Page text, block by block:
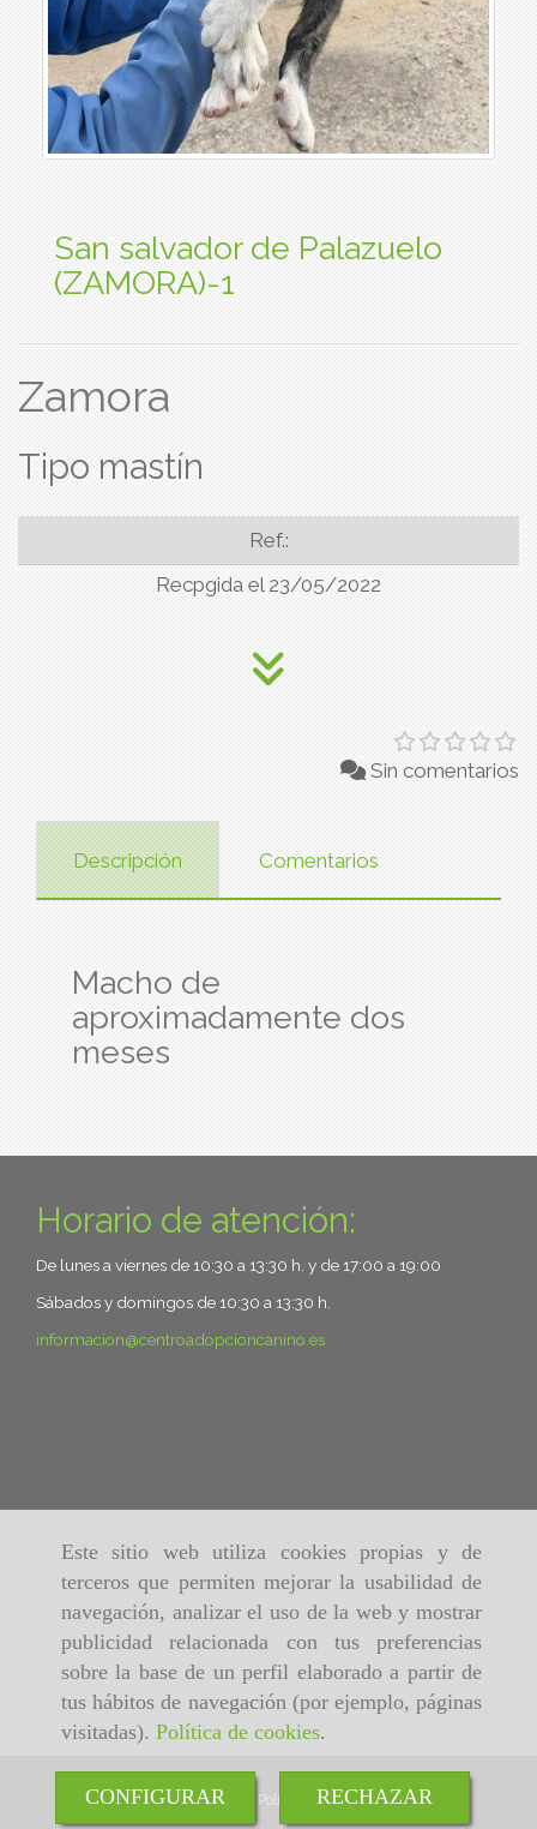
Este sitio web utiliza cookies propias y de
terceros que permiten mejorar la usabilidad de
navegación, analizar el uso de la web y mostrar
publicidad relacionada con tus preferencias
sobre la base de un perfil elaborado a partir de
tus hábitos de navegación (por ejemplo, páginas
visitadas). Política de cookies.
CONFIGURAR RECHAZAR
San salvador de Palazuelo
(ZAMORA)-1
Zamora
Tipo mastín
Ref.:
Recpgida el 23/05/2022
Sin comentarios
Descripción Comentarios
Macho de
aproximadamente dos
meses
Horario de atención:
De lunes a viernes de 10:30 a 13:30 h. y de 17:00 a 19:00
Sábados y domingos de 10:30 a 13:30 h.
informacion
centroadopcioncanino.es
Inicio Aviso Legal Política de cookies